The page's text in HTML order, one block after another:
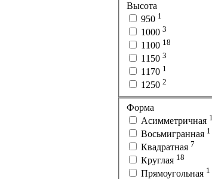
Высота
950 1
1000 3
1100 18
1150 3
1170 1
1250 2
Форма
Асимметричная 1
Восьмигранная 1
Квадратная 7
Круглая 18
Прямоугольная 1